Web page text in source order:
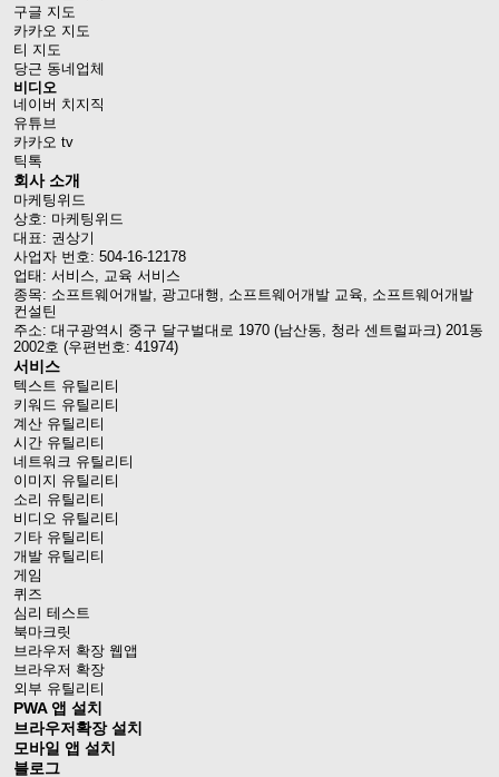
구글 지도
카카오 지도
티 지도
당근 동네업체
비디오
네이버 치지직
유튜브
카카오 tv
틱톡
회사 소개
마케팅위드
상호: 마케팅위드
대표: 권상기
사업자 번호: 504-16-12178
업태: 서비스, 교육 서비스
종목: 소프트웨어개발, 광고대행, 소프트웨어개발 교육, 소프트웨어개발
컨설틴
주소: 대구광역시 중구 달구벌대로 1970 (남산동, 청라 센트럴파크) 201동
2002호 (우편번호: 41974)
서비스
텍스트 유틸리티
키워드 유틸리티
계산 유틸리티
시간 유틸리티
네트워크 유틸리티
이미지 유틸리티
소리 유틸리티
비디오 유틸리티
기타 유틸리티
개발 유틸리티
게임
퀴즈
심리 테스트
북마크릿
브라우저 확장 웹앱
브라우저 확장
외부 유틸리티
PWA 앱 설치
브라우저확장 설치
모바일 앱 설치
블로그